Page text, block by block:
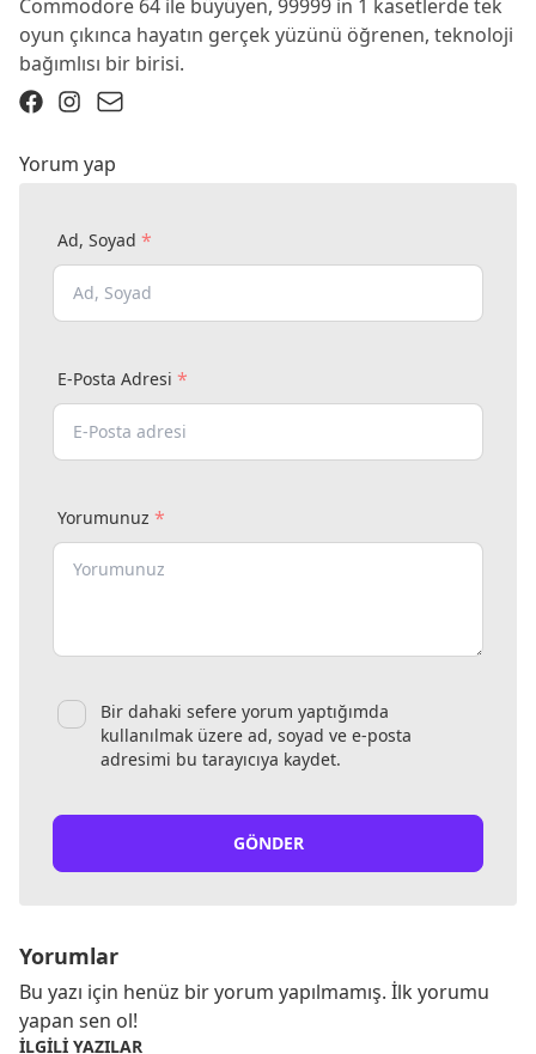
Commodore 64 ile büyüyen, 99999 in 1 kasetlerde tek
oyun çıkınca hayatın gerçek yüzünü öğrenen, teknoloji
bağımlısı bir birisi.
Yorum yap
Ad, Soyad *
E-Posta Adresi *
Yorumunuz *
Bir dahaki sefere yorum yaptığımda
kullanılmak üzere ad, soyad ve e-posta
adresimi bu tarayıcıya kaydet.
GÖNDER
Yorumlar
Bu yazı için henüz bir yorum yapılmamış. İlk yorumu
yapan sen ol!
İLGILI YAZILAR